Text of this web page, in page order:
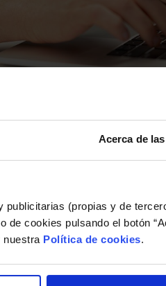
Acerca de
(propias y de
cookies pulsando el botón
nuestra Política de cookies.
de utilizar equipos
seguridad, ¿tengo que
8 9